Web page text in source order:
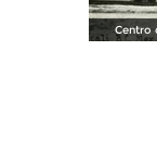
Centro